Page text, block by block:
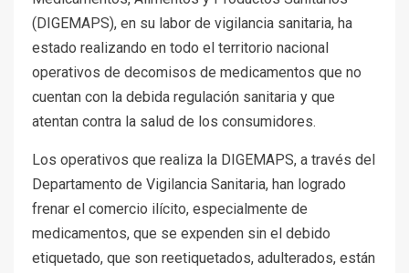
(DIGEMAPS), en su labor de vigilancia sanitaria, ha
estado realizando en todo el territorio nacional
operativos de decomisos de medicamentos que no
cuentan con la debida regulación sanitaria y que
atentan contra la salud de los consumidores.
Los operativos que realiza la DIGEMAPS, a través del
Departamento de Vigilancia Sanitaria, han logrado
frenar el comercio ilícito, especialmente de
medicamentos, que se expenden sin el debido
etiquetado, que son reetiquetados, adulterados, están